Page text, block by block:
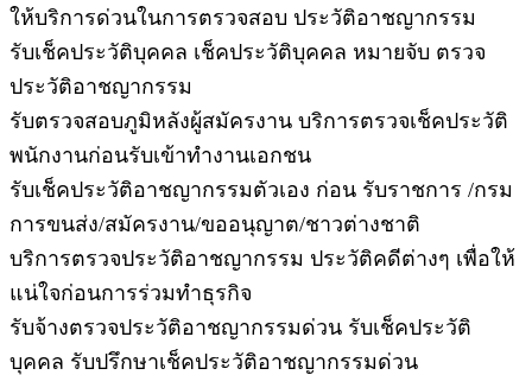
ให้บริการด่วนในการตรวจสอบ ประวัติอาชญากรรม
รับเช็คประวัติบุคคล เช็คประวัติบุคคล หมายจับ ตรวจ
ประวัติอาชญากรรม
รับตรวจสอบภูมิหลังผู้สมัครงาน บริการตรวจเช็คประวัติ
พนักงานก่อนรับเข้าทำงานเอกชน
รับเช็คประวัติอาชญากรรมตัวเอง ก่อน รับราชการ /กรม
การขนส่ง/สมัครงาน/ขออนุญาต/ชาวต่างชาติ
บริการตรวจประวัติอาชญากรรม ประวัติคดีต่างๆ เพื่อให้
แน่ใจก่อนการร่วมทำธุรกิจ
รับจ้างตรวจประวัติอาชญากรรมด่วน รับเช็คประวัติ
บุคคล รับปรึกษาเช็คประวัติอาชญากรรมด่วน